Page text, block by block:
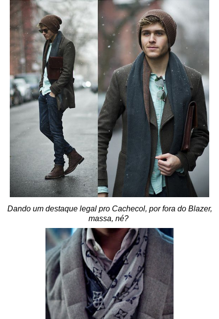
Dando um destaque legal pro Cachecol, por fora do Blazer,
massa, né?